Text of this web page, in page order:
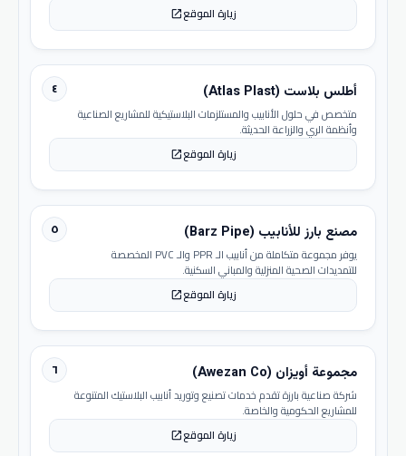
زيارة الموقعopen_in_new
٤ أطلس بلاست (Atlas Plast)
متخصص في حلول الأنابيب والمستلزمات البلاستيكية للمشاريع الصناعية
وأنظمة الري والزراعة الحديثة.
زيارة الموقعopen_in_new
٥ مصنع بارز للأنابيب (Barz Pipe)
يوفر مجموعة متكاملة من أنابيب الـ PPR والـ PVC المخصصة
للتمديدات الصحية المنزلية والمباني السكنية.
زيارة الموقعopen_in_new
٦ مجموعة أويزان (Awezan Co)
شركة صناعية بارزة تقدم خدمات تصنيع وتوريد أنابيب البلاستيك المتنوعة
للمشاريع الحكومية والخاصة.
زيارة الموقعopen_in_new